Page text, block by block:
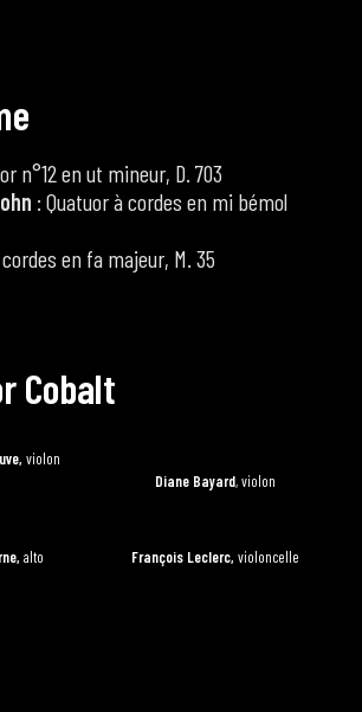
e
n°12 en ut mineur, D. 703
: Quatuor à cordes en mi bémol
en fa majeur, M. 35
rCobalt
violon
Diane Bayard, violon
alto François Leclerc, violoncelle